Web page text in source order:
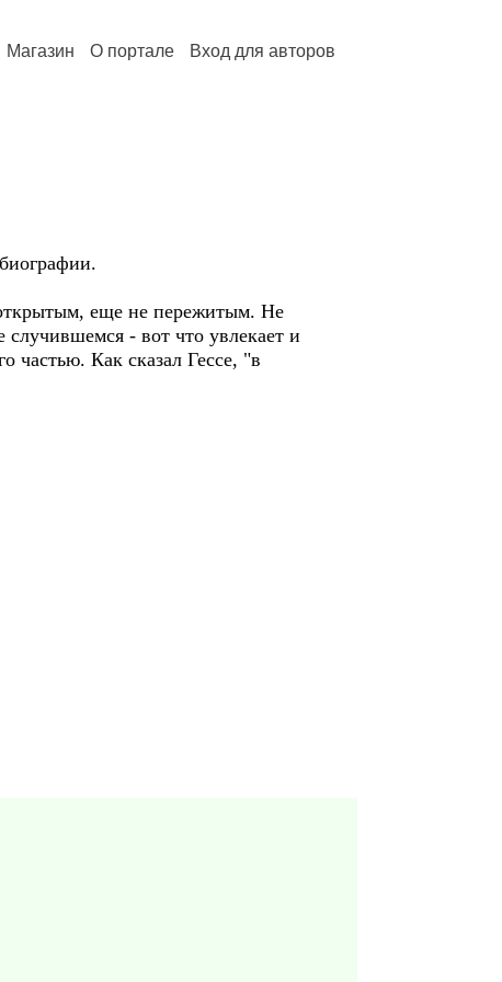
Магазин О портале Вход для авторов
еще не пережитым. Не
- вот что увлекает и
частью. Как сказал Гессе, "в